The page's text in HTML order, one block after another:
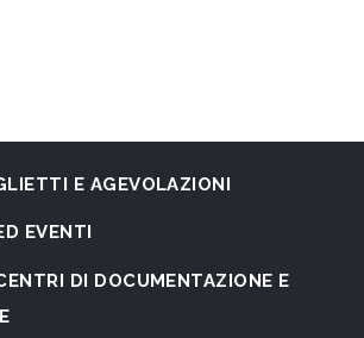
E AGEVOLAZIONI
EVENTI
DI DOCUMENTAZIONE E